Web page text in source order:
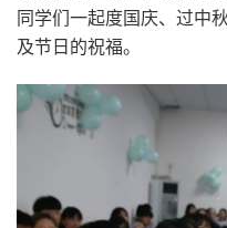
同学们一起度国庆、过中
及节日的祝福。